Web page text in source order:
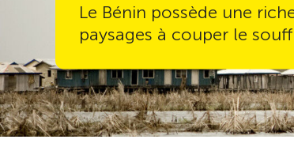
Le Bénin possède une
paysages à couper le